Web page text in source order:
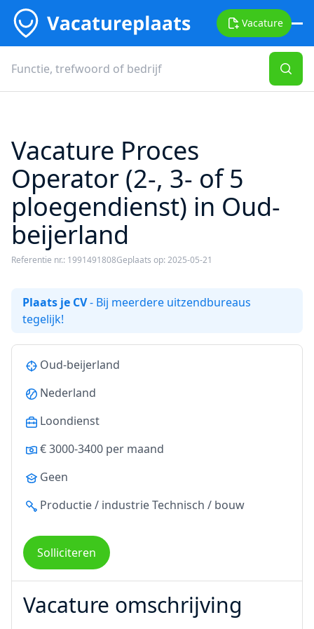
Vacature
Vacature Proces
Operator (2-, 3- of 5
ploegendienst) in Oud-
beijerland
Referentie nr.: 1991491808Geplaats op: 2025-05-21
Plaats je CV- Bij meerdere uitzendbureaus
tegelijk!
Oud-beijerland
Nederland
Loondienst
€ 3000-3400 per maand
Geen
Productie / industrieTechnisch / bouw
Solliciteren
Vacature omschrijving